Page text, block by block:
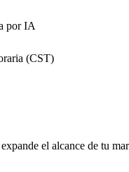
por IA
(CST)
el alcance de tu